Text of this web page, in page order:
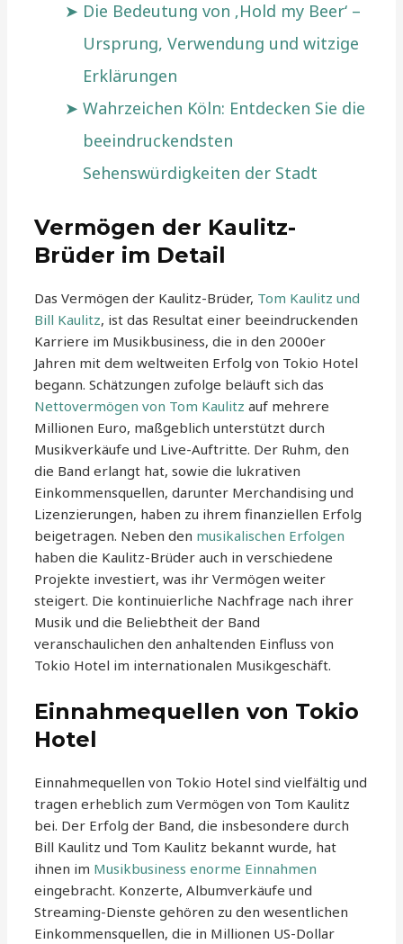
Die Bedeutung von ‚Hold my Beer‘ –
Ursprung, Verwendung und witzige
Erklärungen
Wahrzeichen Köln: Entdecken Sie die
beeindruckendsten
Sehenswürdigkeiten der Stadt
Vermögen der Kaulitz-
Brüder im Detail
Das Vermögen der Kaulitz-Brüder, Tom Kaulitz und
Bill Kaulitz, ist das Resultat einer beeindruckenden
Karriere im Musikbusiness, die in den 2000er
Jahren mit dem weltweiten Erfolg von Tokio Hotel
begann. Schätzungen zufolge beläuft sich das
Nettovermögen von Tom Kaulitz auf mehrere
Millionen Euro, maßgeblich unterstützt durch
Musikverkäufe und Live-Auftritte. Der Ruhm, den
die Band erlangt hat, sowie die lukrativen
Einkommensquellen, darunter Merchandising und
Lizenzierungen, haben zu ihrem finanziellen Erfolg
beigetragen. Neben den musikalischen Erfolgen
haben die Kaulitz-Brüder auch in verschiedene
Projekte investiert, was ihr Vermögen weiter
steigert. Die kontinuierliche Nachfrage nach ihrer
Musik und die Beliebtheit der Band
veranschaulichen den anhaltenden Einfluss von
Tokio Hotel im internationalen Musikgeschäft.
Einnahmequellen von Tokio
Hotel
Einnahmequellen von Tokio Hotel sind vielfältig und
tragen erheblich zum Vermögen von Tom Kaulitz
bei. Der Erfolg der Band, die insbesondere durch
Bill Kaulitz und Tom Kaulitz bekannt wurde, hat
ihnen im Musikbusiness enorme Einnahmen
eingebracht. Konzerte, Albumverkäufe und
Streaming-Dienste gehören zu den wesentlichen
Einkommensquellen, die in Millionen US-Dollar